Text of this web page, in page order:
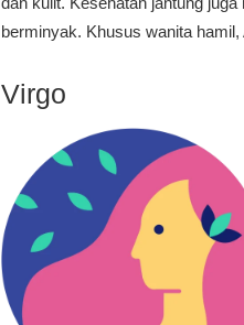
berminyak. Khusus wanita hamil,
Virgo